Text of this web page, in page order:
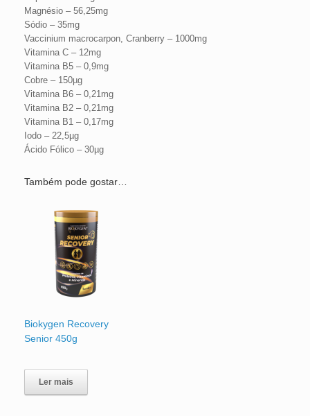
Magnésio – 56,25mg
Sódio – 35mg
Vaccinium macrocarpon, Cranberry – 1000mg
Vitamina C – 12mg
Vitamina B5 – 0,9mg
Cobre – 150µg
Vitamina B6 – 0,21mg
Vitamina B2 – 0,21mg
Vitamina B1 – 0,17mg
Iodo – 22,5µg
Ácido Fólico – 30µg
Também pode gostar…
Biokygen Recovery
Senior 450g
Ler mais